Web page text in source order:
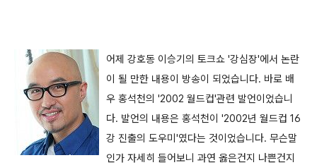
어제 강호동 이승기의 토크쇼 '강심장'에서 논란
이 될 만한 내용이 방송이 되었습니다. 바로 배
우 홍석천의 '2002 월드컵'관련 발언이었습니
다. 발언의 내용은 홍석천이 '2002년 월드컵 16
강 진출의 도우미'였다는 것이었습니다. 무슨말
인가 자세히 들어보니 과연 옳은건지 나쁜건지